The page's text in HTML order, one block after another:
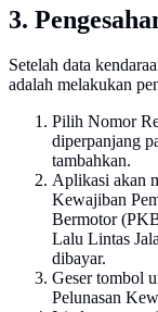
3.
Setelah data
adalah melakukan
Pilih Nomor
diperpanjang
tambahkan.
Aplikasi akan
Kewajiban
Bermotor
Lalu Lintas
dibayar.
Geser tombol
Pelunasan